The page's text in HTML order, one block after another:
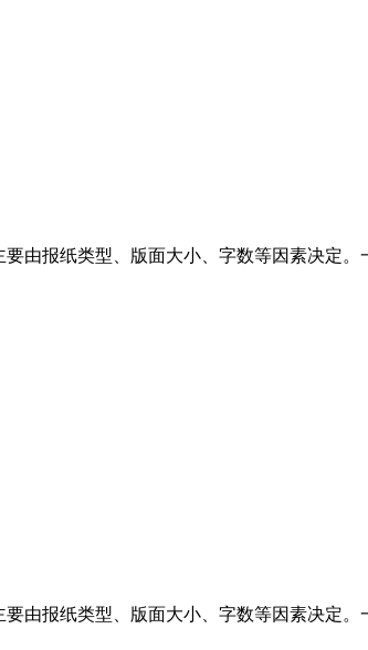
由报纸类型、版面大小、字数等因素决定
由报纸类型、版面大小、字数等因素决定